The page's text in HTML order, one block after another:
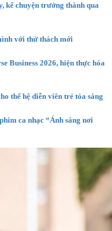
kể chuyện trưởng thành qua
với thử thách mới
Business 2026, hiện thực hóa
thế hệ diễn viên trẻ tỏa sáng
ca nhạc “Ánh sáng nơi